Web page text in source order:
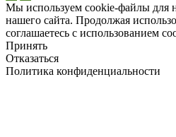
Мы используем cookie-файлы для
нашего сайта. Продолжая
соглашаетесь с использованием
Принять
Отказаться
Политика конфиденциальности